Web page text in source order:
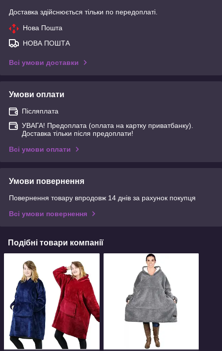
Доставка здійснюється тільки по передоплаті.
Нова Пошта
НОВА ПОШТА
Всі умови доставки
Умови оплати
Післяплата
УВАГА! Предоплата (оплата на картку приватбанку).
Доставка тільки після предоплати!
Всі умови оплати
Умови повернення
Повернення товару впродовж 14 днів за рахунок покупця
Всі умови повернення
Подібні товари компанії